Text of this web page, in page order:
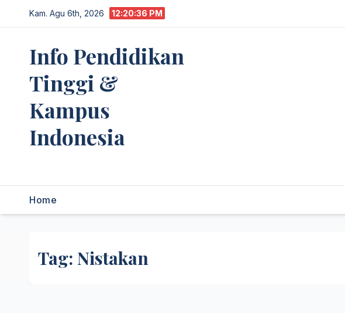
to
Kam. Agu 6th, 2026 12:20:37 PM
Info Pendidikan
Tinggi &
Kampus
Indonesia
Home
Tag: Nistakan